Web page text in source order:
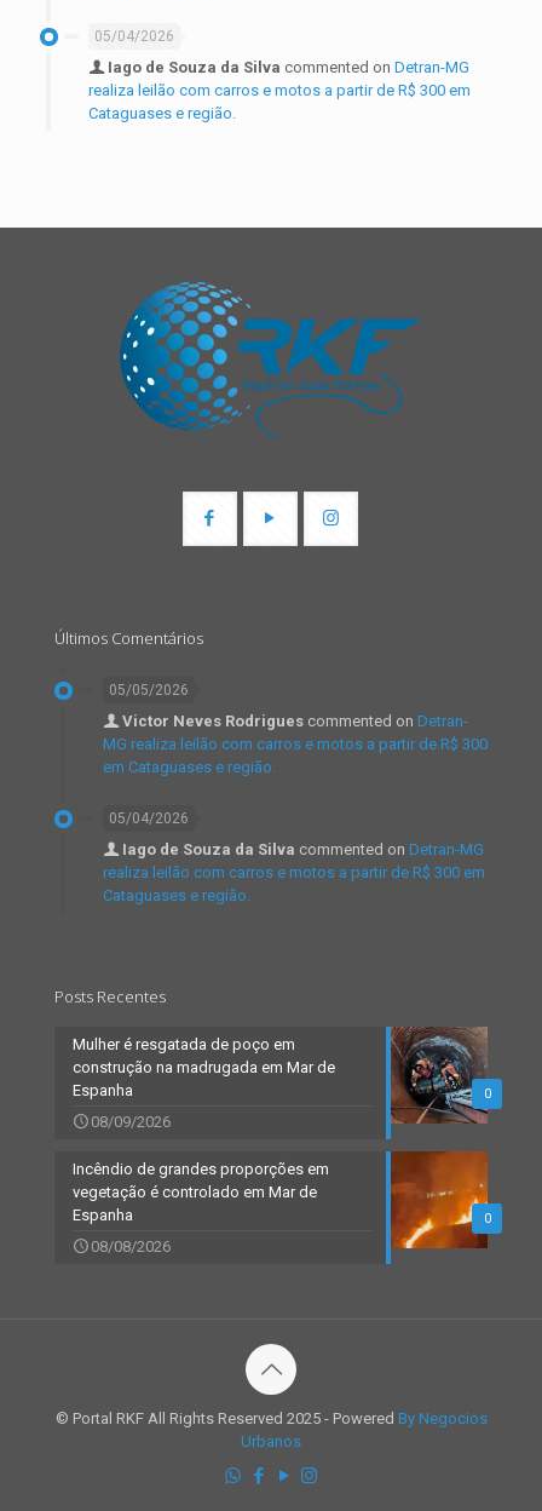
05/04/2026
Iago de Souza da Silva commented on Detran-MG
realiza leilão com carros e motos a partir de R$ 300 em
Cataguases e região.
Últimos Comentários
05/05/2026
Victor Neves Rodrigues commented on Detran-
MG realiza leilão com carros e motos a partir de R$ 300
em Cataguases e região.
05/04/2026
Iago de Souza da Silva commented on Detran-MG
realiza leilão com carros e motos a partir de R$ 300 em
Cataguases e região.
Posts Recentes
0
Mulher é resgatada de poço em
construção na madrugada em Mar de
Espanha
08/09/2026
0
Incêndio de grandes proporções em
vegetação é controlado em Mar de
Espanha
08/08/2026
© Portal RKF All Rights Reserved 2025 - Powered By Negocios
Urbanos